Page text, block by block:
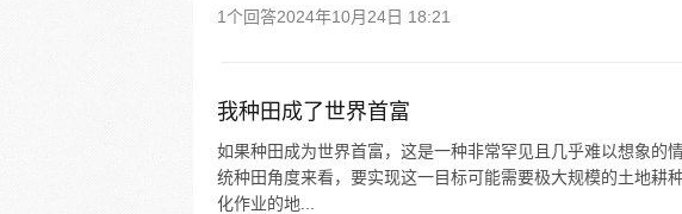
1个回答2024年10月24日 18:21
我种田成了世界首富
如果种田成为世界首富，这是一种非常罕见且几乎难以想象的
统种田角度来看，要实现这一目标可能需要极大规模的土地耕
化作业的地...